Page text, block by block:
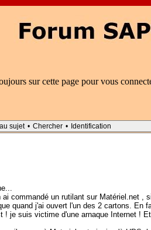
sur cette page pour vous
sujet • Chercher • Identification
commandé un rutilant sur Matériel.net ,
quand j'ai ouvert l'un des 2 cartons.
je suis victime d'une arnaque Internet !